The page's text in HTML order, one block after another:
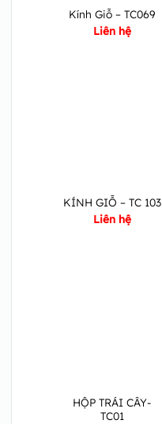
Kính Giỗ – TC069
Liên hệ
KÍNH GIỖ – TC 103
Liên hệ
HỘP TRÁI CÂY-
TC01